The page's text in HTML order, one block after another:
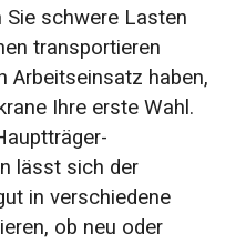
schwere Lasten
transportieren
Arbeitseinsatz haben,
Ihre erste Wahl.
lässt sich der
in verschiedene
ob neu oder